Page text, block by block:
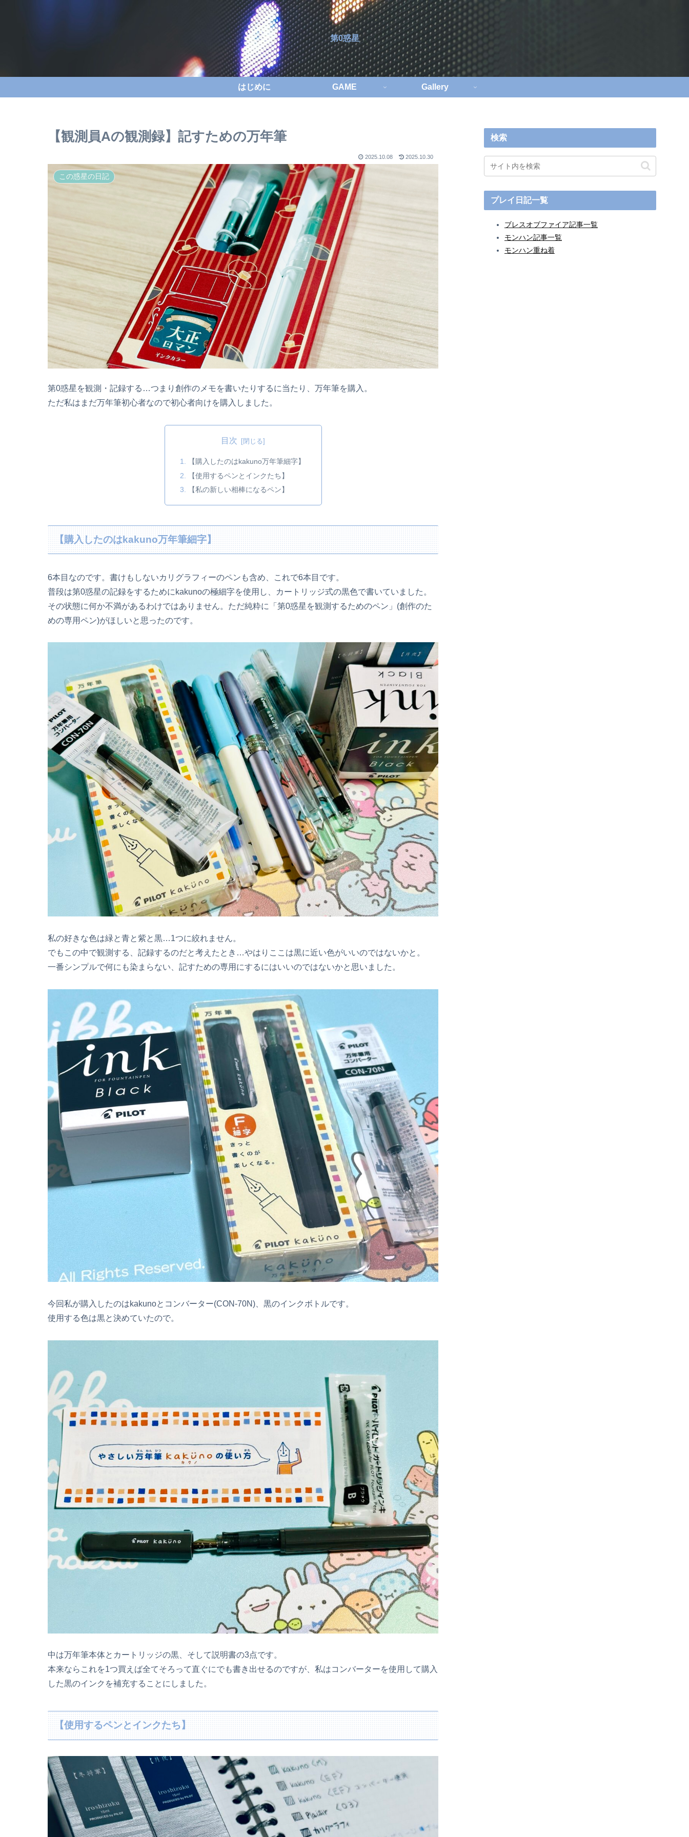
第0惑星
はじめに GAME Gallery
【観測員Aの観測録】記すための万年筆
2025.10.08 2025.10.30
この惑星の日記
第0惑星を観測・記録する…つまり創作のメモを書いたりするに当たり、万年筆を購入。
ただ私はまだ万年筆初心者なので初心者向けを購入しました。
目次
【購入したのはkakuno万年筆細字】
【使用するペンとインクたち】
【私の新しい相棒になるペン】
【購入したのはkakuno万年筆細字】
6本目なのです。書けもしないカリグラフィーのペンも含め、これで6本目です。
普段は第0惑星の記録をするためにkakunoの極細字を使用し、カートリッジ式の黒色で書いていました。
その状態に何か不満があるわけではありません。ただ純粋に「第0惑星を観測するためのペン」(創作のた
めの専用ペン)がほしいと思ったのです。
私の好きな色は緑と青と紫と黒…1つに絞れません。
でもこの中で観測する、記録するのだと考えたとき…やはりここは黒に近い色がいいのではないかと。
一番シンプルで何にも染まらない、記すための専用にするにはいいのではないかと思いました。
今回私が購入したのはkakunoとコンバーター(CON-70N)、黒のインクボトルです。
使用する色は黒と決めていたので。
中は万年筆本体とカートリッジの黒、そして説明書の3点です。
本来ならこれを1つ買えば全てそろって直ぐにでも書き出せるのですが、私はコンバーターを使用して購入
した黒のインクを補充することにしました。
【使用するペンとインクたち】
検索
プレイ日記一覧
ブレスオブファイア記事一覧
モンハン記事一覧
モンハン重ね着